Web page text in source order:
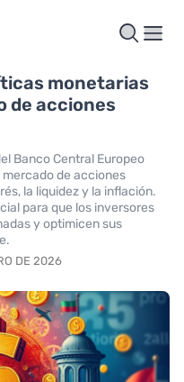
monetarias
de acciones
Banco Central Europeo
de acciones
la liquidez y la inflación.
para que los inversores
y optimicen sus
DE 2026